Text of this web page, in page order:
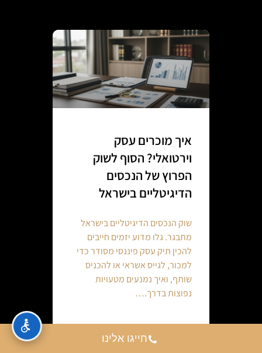
איך מוכרים עסק
וירטואלי? הסוף לשוק
הפרוץ של הנכסים
הדיגיטליים בישראל
שוק הנכסים הדיגיטליים בישראל
מתבגר. גלו מדוע יזמים חייבים
להכין תיק עסק פיננסי מסודר כדי
למכור, לגייס אשראי או להכניס
שותף, ואיך נמנעים מטעויות
נפוצות בדרך.…
Continue reading
חייגו אלינו